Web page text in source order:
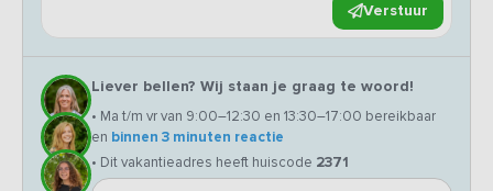
Verstuur
Liever bellen? Wij staan je graag te woord!
• Ma t/m vr van 9:00–12:30 en 13:30–17:00 bereikbaar
en binnen 3 minuten reactie
• Dit vakantieadres heeft huiscode 2371